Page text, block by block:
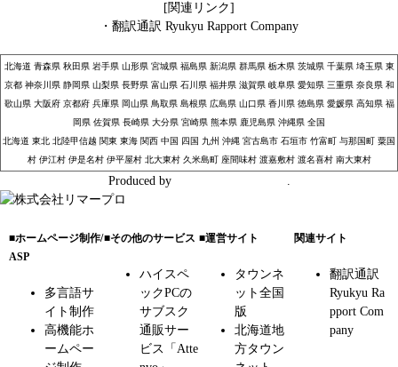
[関連リンク]
・ 翻訳通訳 Ryukyu Rapport Company
北海道 青森県 秋田県 岩手県 山形県 宮城県 福島県 新潟県 群馬県 栃木県 茨城県 千葉県 埼玉県 東
京都 神奈川県 静岡県 山梨県 長野県 富山県 石川県 福井県 滋賀県 岐阜県 愛知県 三重県 奈良県 和
歌山県 大阪府 京都府 兵庫県 岡山県 鳥取県 島根県 広島県 山口県 香川県 徳島県 愛媛県 高知県 福
岡県 佐賀県 長崎県 大分県 宮崎県 熊本県 鹿児島県 沖縄県 全国
北海道 東北 北陸甲信越 関東 東海 関西 中国 四国 九州 沖縄 宮古島市 石垣市 竹富町 与那国町 粟国
村 伊江村 伊是名村 伊平屋村 北大東村 久米島町 座間味村 渡嘉敷村 渡名喜村 南大東村
Produced by .
■ホームページ制作/
ASP
多言語サ
イト制作
高機能ホ
ームペー
■その他のサービス
ハイスペ
ックPCの
サブスク
通販サー
ビス「Atte
■運営サイト
タウンネ
ット全国
版
北海道地
方タウン
関連サイト
翻訳通訳
Ryukyu Ra
pport Com
pany